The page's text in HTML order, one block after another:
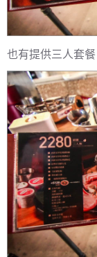
也有提供三人套